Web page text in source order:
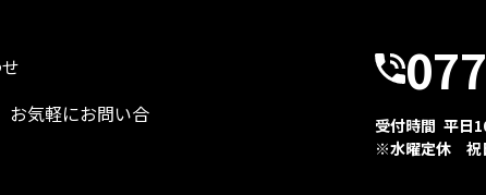
お気軽にお問い合
受付時間 平日
※水曜定休 祝